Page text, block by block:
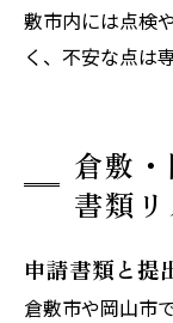
敷市内には点検
く、不安な点は
倉敷
書類リ
申請書類と提
倉敷市や岡山市